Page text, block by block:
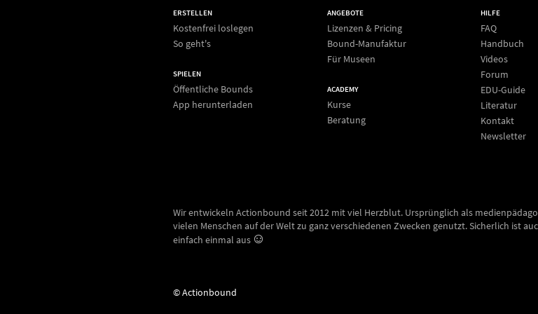
ERSTELLEN
Kostenfrei loslegen
So geht's
SPIELEN
Öffentliche Bounds
App herunterladen
ANGEBOTE
Lizenzen & Pricing
Bound-Manufaktur
Für Museen
ACADEMY
Kurse
Beratung
HILFE
FAQ
Handbuch
Videos
Forum
EDU-Guide
Literatur
Kontakt
Newsletter
Wir entwickeln Actionbound seit 2012 mit viel Herzblut. Ursprünglich als
vielen Menschen auf der Welt zu ganz verschiedenen Zwecken genutzt. Sicherlich ist
einfach einmal aus
© Actionbound